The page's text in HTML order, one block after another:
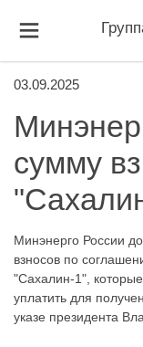
03.09.2025
сумму
Минэнерго России
взносов по
"Сахалин-1",
уплатить для
указе президента